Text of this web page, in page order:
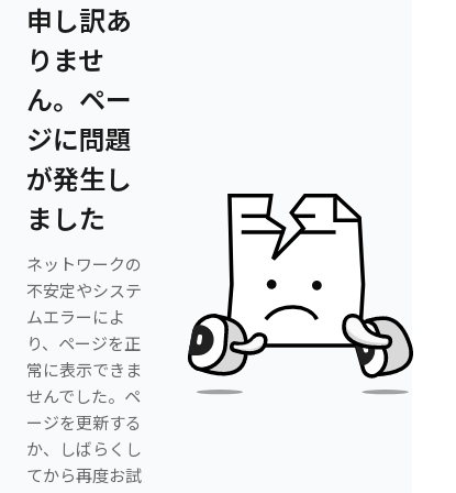
申し訳あ
りませ
ん。ペー
ジに問題
が発生し
ました
ネットワークの
不安定やシステ
ムエラーによ
り、ページを正
常に表示できま
せんでした。ペ
ージを更新する
か、しばらくし
てから再度お試